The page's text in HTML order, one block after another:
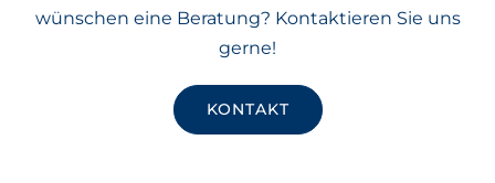
wünschen eine Beratung? Kontaktieren Sie uns
gerne!
KONTAKT